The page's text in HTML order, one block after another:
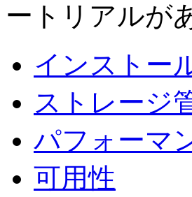
ートリアルが
インストー
ストレージ
パフォーマ
可用性